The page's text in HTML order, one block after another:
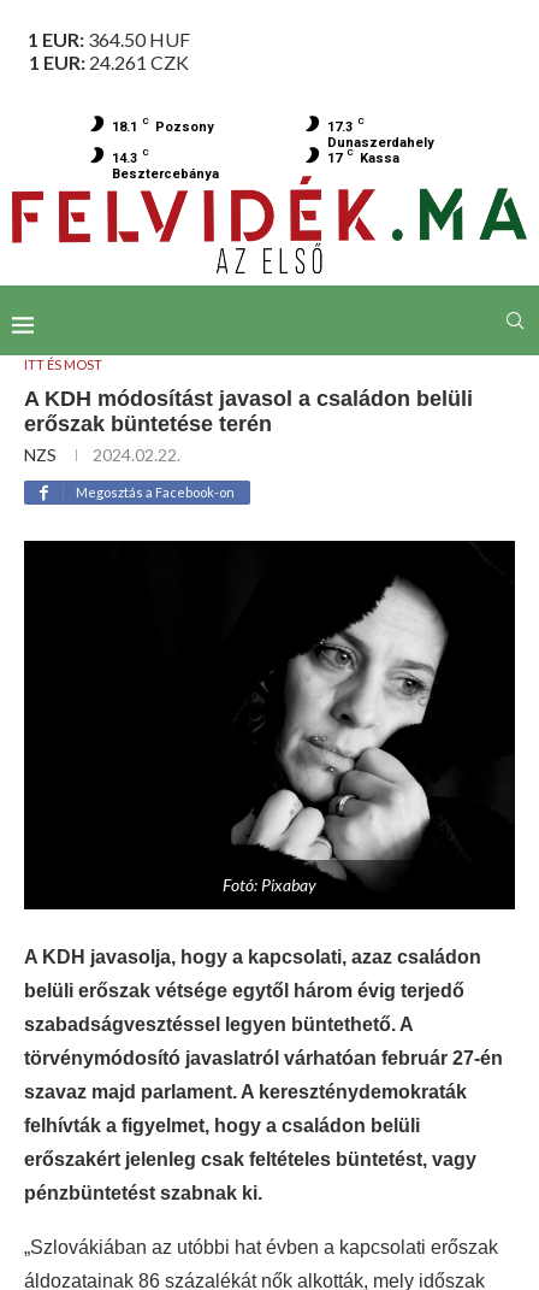
1 EUR: 364.50HUF
1 EUR: 24.261 CZK
18.1 C Pozsony 17.3 C
Dunaszerdahely
14.3 C
Besztercebánya
17 C Kassa
ITT ÉS MOST
A KDH módosítást javasol a családon belüli
erőszak büntetése terén
NZS 2024.02.22.
Megosztás a Facebook-on
Fotó: Pixabay
A KDH javasolja, hogy a kapcsolati, azaz családon
belüli erőszak vétsége egytől három évig terjedő
szabadságvesztéssel legyen büntethető. A
törvénymódosító javaslatról várhatóan február 27-én
szavaz majd parlament. A kereszténydemokraták
felhívták a figyelmet, hogy a családon belüli
erőszakért jelenleg csak feltételes büntetést, vagy
pénzbüntetést szabnak ki.
„Szlovákiában az utóbbi hat évben a kapcsolati erőszak
áldozatainak 86 százalékát nők alkották, mely időszak